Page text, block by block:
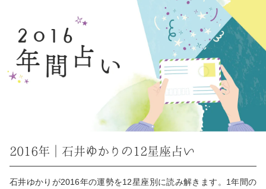
2016年｜石井ゆかりの12星座占い
石井ゆかりが2016年の運勢を12星座別に読み解きます。1年間の